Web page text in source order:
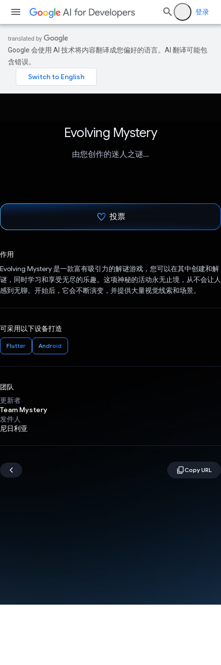
登录
Google 会使用 AI 技术将内容翻译成您偏好的语言。AI 翻译可能包
含错误。
Evolving Mystery
由您创作的迷人之谜…
投票
作用
Evolving Mystery 是一款富有吸引力的解谜游戏，您可以在其中创建和解
谜，同时学习和享受无尽的乐趣。这项神秘的活动永无止境，从不会让人
感到无聊。开始后，它会不断演变，并提供大量视觉线索和场景。
可采用以下设备打造
Flutter Android
团队
更新者
Team Mystery
发件人
尼日利亚